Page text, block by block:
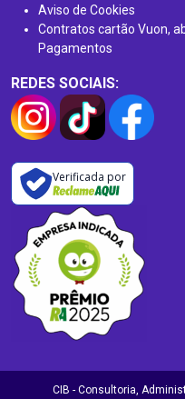
Aviso de Cookies
Contratos cartão Vuon,
Pagamentos
REDES SOCIAIS:
Verificada por
CIB - Consultoria,